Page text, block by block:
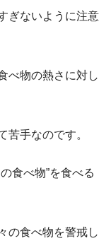
ぎないように注意
べ物の熱さに対し
苦手なのです。
食べ物”を食べる
の食べ物を警戒し